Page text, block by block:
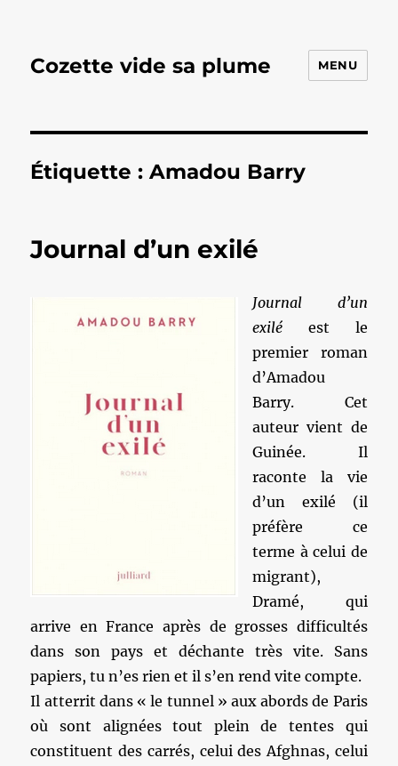
Cozette vide sa plume MENU
Étiquette :Amadou Barry
Journal d’un exilé
Journal d’un
exilé est le
premier roman
d’Amadou
Barry. Cet
auteur vient de
Guinée. Il
raconte la vie
d’un exilé (il
préfère ce
terme à celui de
migrant),
Dramé, qui
arrive en France après de grosses difficultés
dans son pays et déchante très vite. Sans
papiers, tu n’es rien et il s’en rend vite compte.
Il atterrit dans « le tunnel » aux abords de Paris
où sont alignées tout plein de tentes qui
constituent des carrés, celui des Afghnas, celui